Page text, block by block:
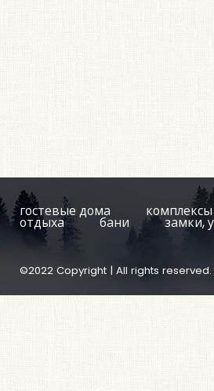
гостевые дома
отдыха бани замки,
©2022 Copyright | All rights reserved.